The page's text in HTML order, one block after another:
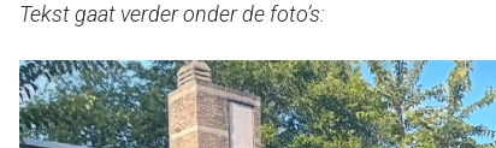
Tekst gaat verder onder de foto’s: